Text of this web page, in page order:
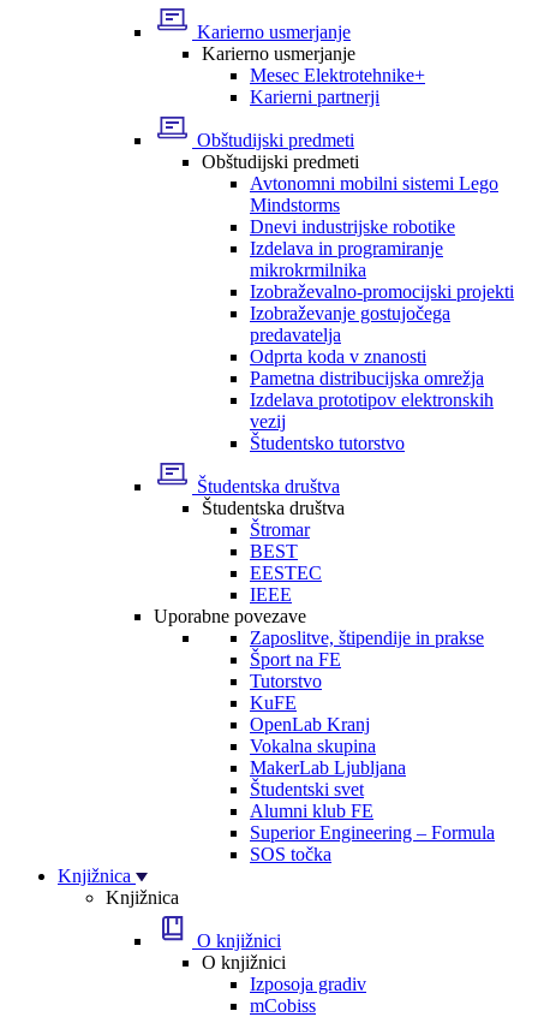
Karierno usmerjanje
Karierno usmerjanje
Mesec Elektrotehnike+
Karierni partnerji
Obštudijski predmeti
Obštudijski predmeti
Avtonomni mobilni sistemi Lego
Mindstorms
Dnevi industrijske robotike
Izdelava in programiranje
mikrokrmilnika
Izobraževalno-promocijski projekti
Izobraževanje gostujočega
predavatelja
Odprta koda v znanosti
Pametna distribucijska omrežja
Izdelava prototipov elektronskih
vezij
Študentsko tutorstvo
Študentska društva
Študentska društva
Štromar
BEST
EESTEC
IEEE
Uporabne povezave
Zaposlitve, štipendije in prakse
Šport na FE
Tutorstvo
KuFE
OpenLab Kranj
Vokalna skupina
MakerLab Ljubljana
Študentski svet
Alumni klub FE
Superior Engineering – Formula
SOS točka
Knjižnica
Knjižnica
O knjižnici
O knjižnici
Izposoja gradiv
mCobiss